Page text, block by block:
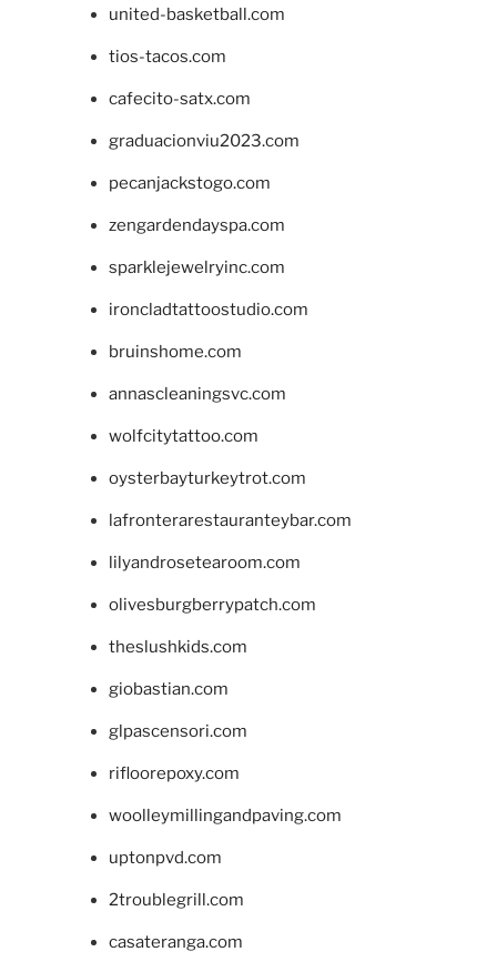
united-basketball.com
tios-tacos.com
cafecito-satx.com
graduacionviu2023.com
pecanjackstogo.com
zengardendayspa.com
sparklejewelryinc.com
ironcladtattoostudio.com
bruinshome.com
annascleaningsvc.com
wolfcitytattoo.com
oysterbayturkeytrot.com
lafronterarestauranteybar.com
lilyandrosetearoom.com
olivesburgberrypatch.com
theslushkids.com
giobastian.com
glpascensori.com
rifloorepoxy.com
woolleymillingandpaving.com
uptonpvd.com
2troublegrill.com
casateranga.com